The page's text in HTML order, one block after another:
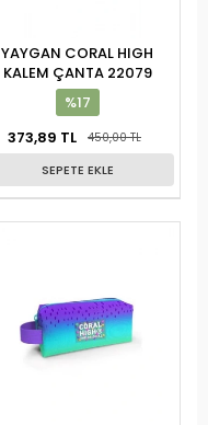
YAYGAN CORAL HIGH
KALEM ÇANTA 22079
%17
373,89 TL
450,00 TL
SEPETE EKLE